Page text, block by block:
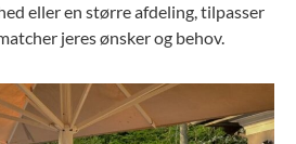
eller en større afdeling, tilpasser
jeres ønsker og behov.